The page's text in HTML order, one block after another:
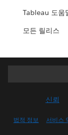
Tableau 도움
모든 릴리스
신뢰
법적 정보 서비스